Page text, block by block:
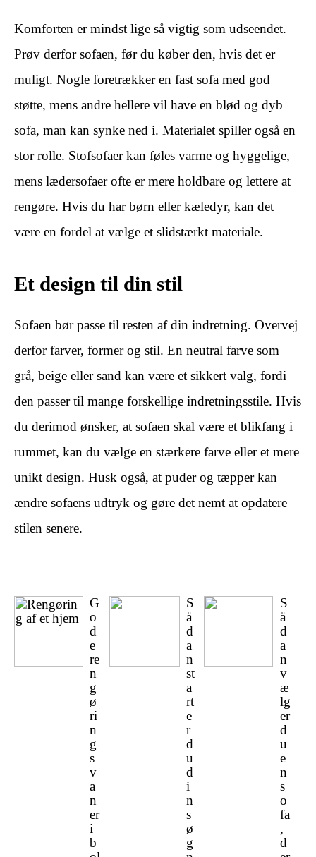
Komforten er mindst lige så vigtig som udseendet.
Prøv derfor sofaen, før du køber den, hvis det er
muligt. Nogle foretrækker en fast sofa med god
støtte, mens andre hellere vil have en blød og dyb
sofa, man kan synke ned i. Materialet spiller også en
stor rolle. Stofsofaer kan føles varme og hyggelige,
mens lædersofaer ofte er mere holdbare og lettere at
rengøre. Hvis du har børn eller kæledyr, kan det
være en fordel at vælge et slidstærkt materiale.
Et design til din stil
Sofaen bør passe til resten af din indretning. Overvej
derfor farver, former og stil. En neutral farve som
grå, beige eller sand kan være et sikkert valg, fordi
den passer til mange forskellige indretningsstile. Hvis
du derimod ønsker, at sofaen skal være et blikfang i
rummet, kan du vælge en stærkere farve eller et mere
unikt design. Husk også, at puder og tæpper kan
ændre sofaens udtryk og gøre det nemt at opdatere
stilen senere.
G
o
d
e
re
n
g
ø
ri
n
g
s
v
a
n
er
i
b
S
å
d
a
n
st
a
rt
e
r
d
u
d
i
n
s
ø
g
S
å
d
a
n
v
æ
lg
er
d
u
e
n
s
o
fa
,
d